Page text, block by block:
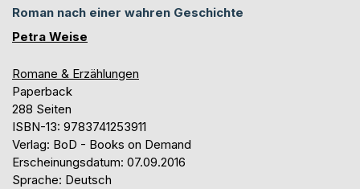
Roman nach einer wahren Geschichte
Petra Weise
Romane & Erzählungen
Paperback
288 Seiten
ISBN-13: 9783741253911
Verlag: BoD - Books on Demand
Erscheinungsdatum: 07.09.2016
Sprache: Deutsch